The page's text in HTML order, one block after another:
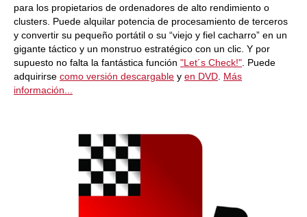
para los propietarios de ordenadores de alto rendimiento o
clusters. Puede alquilar potencia de procesamiento de terceros
y convertir su pequeño portátil o su “viejo y fiel cacharro” en un
gigante táctico y un monstruo estratégico con un clic. Y por
supuesto no falta la fantástica función "Let´s Check!" . Puede
adquirirse como versión descargable y en DVD Más
información...